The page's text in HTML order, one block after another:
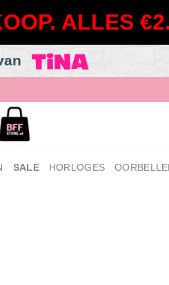
ALLES
SALE HORLOGES